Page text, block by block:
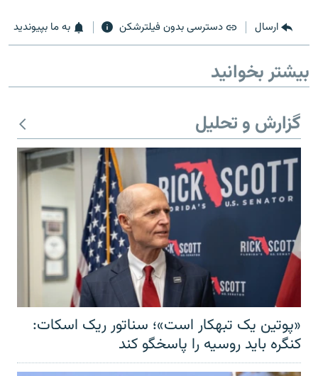
ارسال دسترسی بدون فیلترشکن به ما بپیوندید
بیشتر بخوانید
گزارش و تحلیل
«پوتین یک تبهکار است»؛ سناتور ریک اسکات:
کنگره باید روسیه را پاسخگو کند